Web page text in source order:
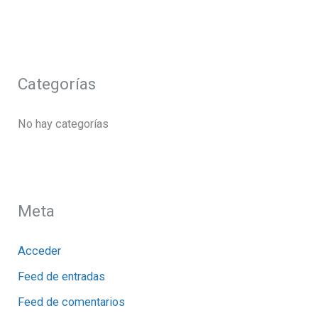
Categorías
No hay categorías
Meta
Acceder
Feed de entradas
Feed de comentarios